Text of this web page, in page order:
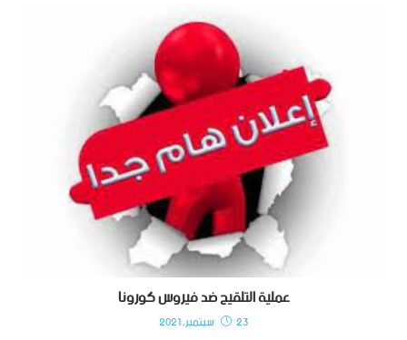
عملية التلقيح ضد فيروس كورونا
23 سبتمبر، 2021